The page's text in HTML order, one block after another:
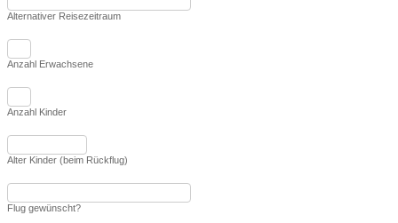
Alternativer Reisezeitraum
Anzahl Erwachsene
Anzahl Kinder
Alter Kinder (beim Rückflug)
Flug gewünscht?